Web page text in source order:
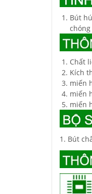
Bút
Chất
Kích
miến
miến
miến
1. Bút